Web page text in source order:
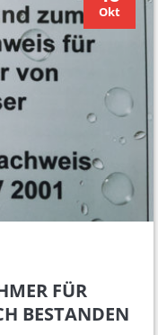
Okt
FÜR
BESTANDEN